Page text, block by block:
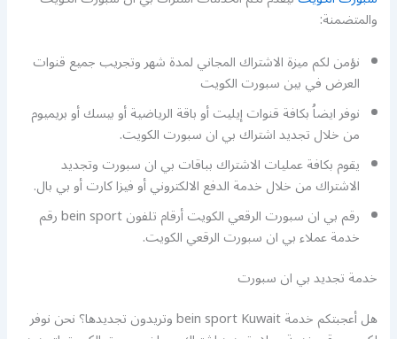
والمتضمنة:
نؤمن لكم ميزة الاشتراك المجاني لمدة شهر وتجريب جميع قنوات
العرض في بين سبورت الكويت
نوفر ايضاُ بكافة قنوات إيليت أو باقة الرياضية أو بيسك أو بريميوم
من خلال تجديد اشتراك بي ان سبورت الكويت.
يقوم بكافة عمليات الاشتراك بباقات بي ان سبورت وتجديد
الاشتراك من خلال خدمة الدفع الالكتروني أو فيزا كارت أو بي بال.
رقم بي ان سبورت الرقعي الكويت أرقام تلفون bein sport رقم
خدمة عملاء بي ان سبورت الرقعي الكويت.
خدمة تجديد بي ان سبورت
هل أعجبتكم خدمة bein sport Kuwait وتريدون تجديدها؟ نحن نوفر